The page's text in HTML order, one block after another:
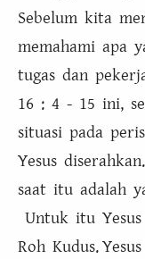
Sebelum kita
memahami apa
tugas dan
16 : 4 - 15 ini,
situasi pada
Yesus
saat itu adalah
Untuk itu
Roh Kudus.